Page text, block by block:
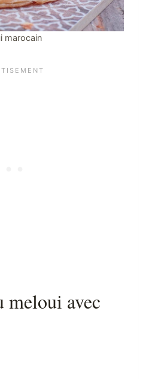
marocain
meloui avec